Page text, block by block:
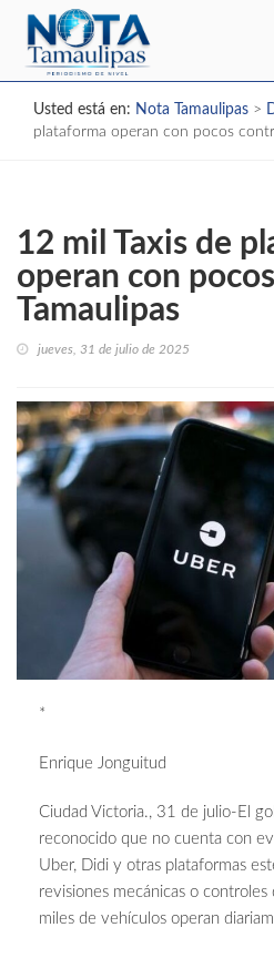
Usted está en: Nota Tamaulipas >
plataforma operan con pocos
12 mil Taxis de
operan con
Tamaulipas
jueves, 31 de julio de 2025
*
Enrique Jonguitud
Ciudad Victoria., 31 de julio-El
reconocido que no cuenta con
Uber, Didi y otras plataformas
revisiones mecánicas o controles
miles de vehículos operan